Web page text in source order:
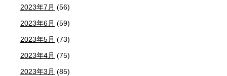
2023年7月 (56)
2023年6月 (59)
2023年5月 (73)
2023年4月 (75)
2023年3月 (85)